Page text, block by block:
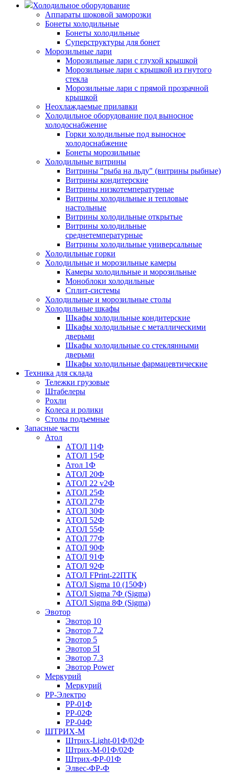
Холодильное оборудование
Аппараты шоковой заморозки
Бонеты холодильные
Бонеты холодильные
Суперструктуры для бонет
Морозильные лари
Морозильные лари с глухой крышкой
Морозильные лари с крышкой из гнутого
стекла
Морозильные лари с прямой прозрачной
крышкой
Неохлаждаемые прилавки
Холодильное оборудование под выносное
холодоснабжение
Горки холодильные под выносное
холодоснабжение
Бонеты морозильные
Холодильные витрины
Витрины "рыба на льду" (витрины рыбные)
Витрины кондитерские
Витрины низкотемпературные
Витрины холодильные и тепловые
настольные
Витрины холодильные открытые
Витрины холодильные
среднетемпературные
Витрины холодильные универсальные
Холодильные горки
Холодильные и морозильные камеры
Камеры холодильные и морозильные
Моноблоки холодильные
Сплит-системы
Холодильные и морозильные столы
Холодильные шкафы
Шкафы холодильные кондитерские
Шкафы холодильные с металлическими
дверьми
Шкафы холодильные со стеклянными
дверьми
Шкафы холодильные фармацевтические
Техника для склада
Тележки грузовые
Штабелеры
Рохли
Колеса и ролики
Столы подъемные
Запасные части
Атол
АТОЛ 11Ф
АТОЛ 15Ф
Атол 1Ф
АТОЛ 20Ф
АТОЛ 22 v2Ф
АТОЛ 25Ф
АТОЛ 27Ф
АТОЛ 30Ф
АТОЛ 52Ф
АТОЛ 55Ф
АТОЛ 77Ф
АТОЛ 90Ф
АТОЛ 91Ф
АТОЛ 92Ф
АТОЛ FPrint-22ПТК
АТОЛ Sigma 10 (150Ф)
АТОЛ Sigma 7Ф (Sigma)
АТОЛ Sigma 8Ф (Sigma)
Эвотор
Эвотор 10
Эвотор 7.2
Эвотор 5
Эвотор 5I
Эвотор 7.3
Эвотор Power
Меркурий
Меркурий
РР-Электро
РР-01Ф
РР-02Ф
РР-04Ф
ШТРИХ-М
Штрих-Light-01Ф/02Ф
Штрих-М-01Ф/02Ф
Штрих-ФР-01Ф
Элвес-ФР-Ф